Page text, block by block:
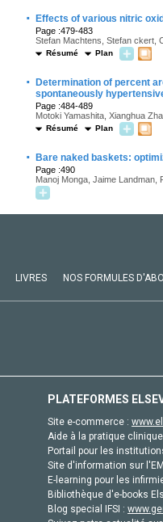
· Effects of various nitric
Page :479-483
Stefan Machtens, Stefan ckert,
Résumé Plan
·
Determination of percent
spontaneously
Page :484-489
Motoki Yamashita, Xianghua
Résumé Plan
· Bare naked baskets:
Page :490
Manoj Monga, Jaime Landman,
LIVRES NOS FORMULES
PLATEFORMES
Site e-commerce :
Aide à la pratique
Portail pour les
Site d'information sur
E-learning pour les
Bibliothèque d'e-books
Blog special IFSI :